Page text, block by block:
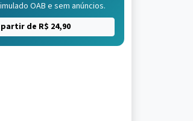
OAB e sem anúncios.
de R$ 24,90